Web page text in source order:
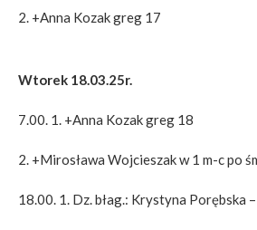
2. +Anna Kozak greg 17
Wtorek 18.03.25r.
7.00. 1. +Anna Kozak greg 18
2. +Mirosława Wojcieszak w 1 m-c po
18.00. 1. Dz. błag.: Krystyna Porębska